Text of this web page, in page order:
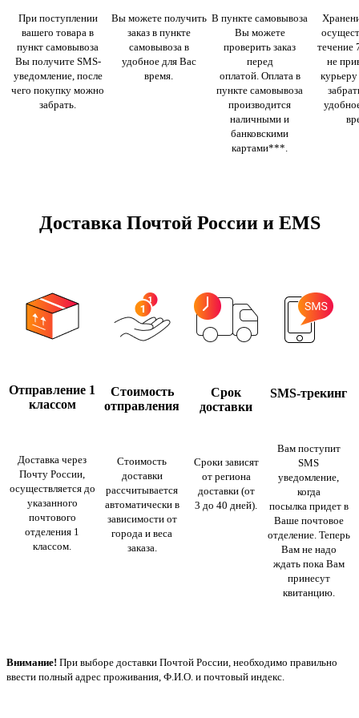
При поступлении
вашего товара в
пункт самовывоза
Вы получите SMS-
уведомление, после
чего покупку можно
забрать.
Вы можете получить
заказ в пункте
самовывоза в
удобное для Вас
время.
В пункте самовывоза
Вы можете
проверить заказ
перед
оплатой. Оплата в
пункте самовывоза
производится
наличными и
банковскими
картами***.
течение
не
Доставка Почтой России и EMS
Отправление 1
классом
Доставка через
Почту России,
осуществляется до
указанного
почтового
отделения 1
классом.
Стоимость
отправления
Стоимость
доставки
рассчитывается
автоматически в
зависимости от
города и веса
заказа.
Срок
доставки
Сроки зависят
от региона
доставки (от
3 до 40 дней).
SMS-трекинг
Вам поступит
SMS
уведомление,
когда
посылка придет в
Ваше почтовое
отделение. Теперь
Вам не надо
ждать пока Вам
принесут
квитанцию.
Внимание! При выборе доставки Почтой России, необходимо правильно
ввести полный адрес проживания, Ф.И.О. и почтовый индекс.